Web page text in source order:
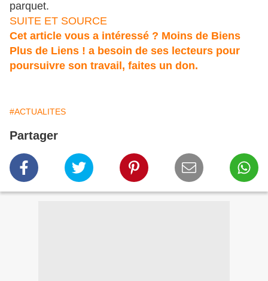
parquet.
SUITE ET SOURCE
Cet article vous a intéressé ? Moins de Biens
Plus de Liens ! a besoin de ses lecteurs pour
poursuivre son travail, faites un don.
#ACTUALITES
Partager